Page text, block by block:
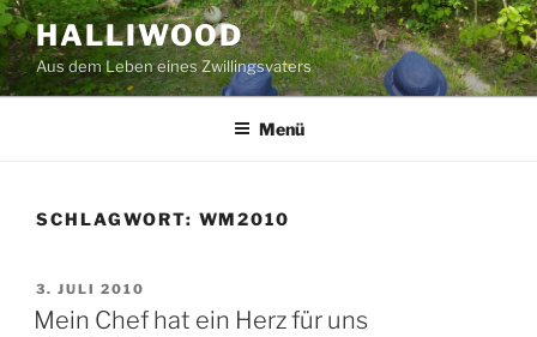
Zum
Inhalt
springen
HALLIWOOD
Aus dem Leben eines Zwillingsvaters
Menü
SCHLAGWORT: WM2010
VERÖFFENTLICHT
AM
3. JULI 2010
Mein Chef hat ein Herz für uns